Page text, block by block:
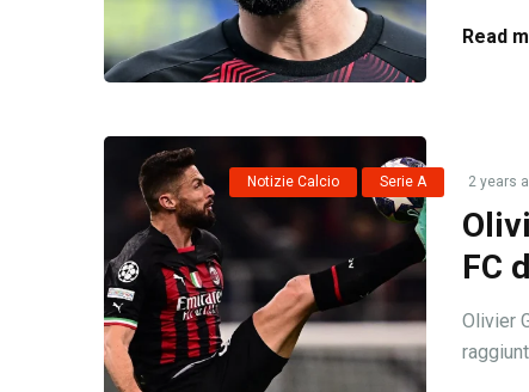
Read
Notizie Calcio Serie A 2 years
FC
Olivier